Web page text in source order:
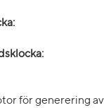
för generering